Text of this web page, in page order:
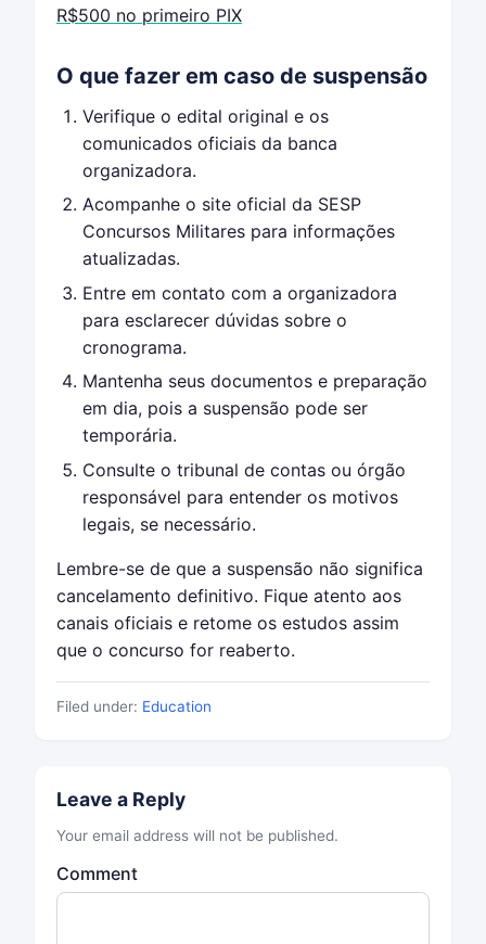
R$500 no primeiro PIX
O que fazer em caso de suspensão
Verifique o edital original e os
comunicados oficiais da banca
organizadora.
Acompanhe o site oficial da SESP
Concursos Militares para informações
atualizadas.
Entre em contato com a organizadora
para esclarecer dúvidas sobre o
cronograma.
Mantenha seus documentos e preparação
em dia, pois a suspensão pode ser
temporária.
Consulte o tribunal de contas ou órgão
responsável para entender os motivos
legais, se necessário.
Lembre-se de que a suspensão não significa
cancelamento definitivo. Fique atento aos
canais oficiais e retome os estudos assim
que o concurso for reaberto.
Filed under: Education
Leave a Reply
Your email address will not be published.
Comment